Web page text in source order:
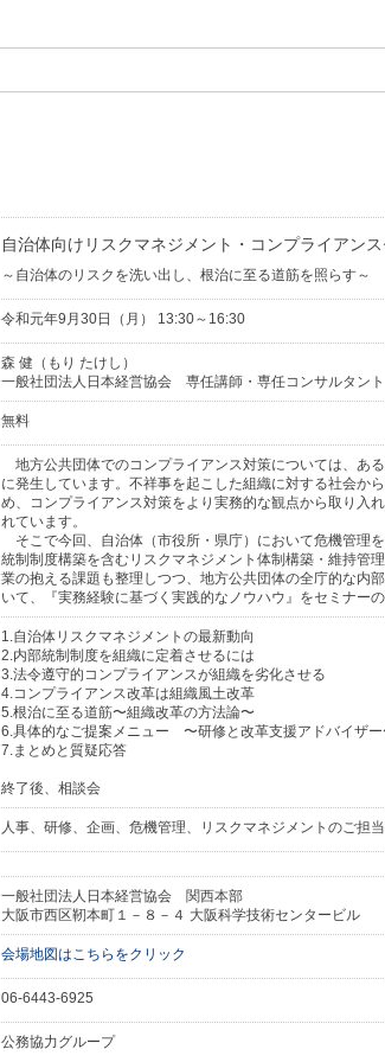
自治体向けリスクマネジメント・コンプライアン
～自治体のリスクを洗い出し、根治に至る道筋を照らす～
令和元年9月30日（月） 13:30～16:30
森 健（もり たけし）
一般社団法人日本経営協会 専任講師・専任コンサルタント
無料
地方公共団体でのコンプライアンス対策については、あ
に発生しています。不祥事を起こした組織に対する社会か
め、コンプライアンス対策をより実務的な観点から取り入
れています。
そこで今回、自治体（市役所・県庁）において危機管理
統制制度構築を含むリスクマネジメント体制構築・維持管
業の抱える課題も整理しつつ、地方公共団体の全庁的な内
いて、『実務経験に基づく実践的なノウハウ』をセミナー
1.自治体リスクマネジメントの最新動向
2.内部統制制度を組織に定着させるには
3.法令遵守的コンプライアンスが組織を劣化させる
4.コンプライアンス改革は組織風土改革
5.根治に至る道筋〜組織改革の方法論〜
6.具体的なご提案メニュー 〜研修と改革支援アドバイザー
7.まとめと質疑応答
終了後、相談会
人事、研修、企画、危機管理、リスクマネジメントのご担
一般社団法人日本経営協会 関西本部
大阪市西区靭本町１－８－４ 大阪科学技術センタービル
会場地図はこちらをクリック
06-6443-6925
公務協力グループ